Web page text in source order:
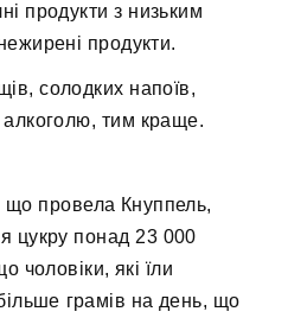
продукти з низьким
продукти.
солодких напоїв,
алкоголю, тим краще.
що провела Кнуппель,
цукру понад 23 000
які їли
грамів на день, що